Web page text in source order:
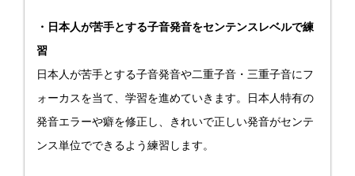
・日本人が苦手とする子音発音をセンテンスレベルで練
習
日本人が苦手とする子音発音や二重子音・三重子音にフ
ォーカスを当て、学習を進めていきます。日本人特有の
発音エラーや癖を修正し、きれいで正しい発音がセンテ
ンス単位でできるよう練習します。